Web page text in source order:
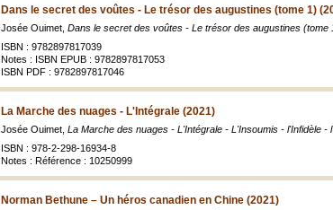
Dans le secret des voûtes - Le trésor des augustines (tome 1)
Josée Ouimet, Dans le secret des voûtes - Le trésor des augustines (tome
ISBN : 9782897817039
Notes : ISBN EPUB : 9782897817053
ISBN PDF : 9782897817046
La Marche des nuages - L'Intégrale (2021)
Josée Ouimet, La Marche des nuages - L'Intégrale - L'Insoumis - l'Infidèle -
ISBN : 978-2-298-16934-8
Notes : Référence : 10250999
Norman Bethune – Un héros canadien en Chine (2021)